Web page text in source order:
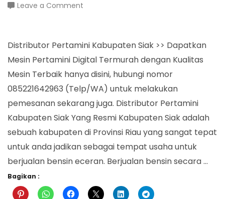
Leave a Comment
Kabupaten
Siak
Distributor Pertamini Kabupaten Siak >> Dapatkan
Mesin Pertamini Digital Termurah dengan Kualitas
Mesin Terbaik hanya disini, hubungi nomor
085221642963 (Telp/WA) untuk melakukan
pemesanan sekarang juga. Distributor Pertamini
Kabupaten Siak Yang Resmi Kabupaten Siak adalah
sebuah kabupaten di Provinsi Riau yang sangat tepat
untuk anda jadikan sebagai tempat usaha untuk
berjualan bensin eceran. Berjualan bensin secara …
Bagikan :